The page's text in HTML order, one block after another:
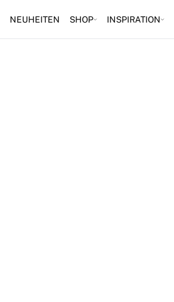
NEUHEITEN SHOP INSPIRATION